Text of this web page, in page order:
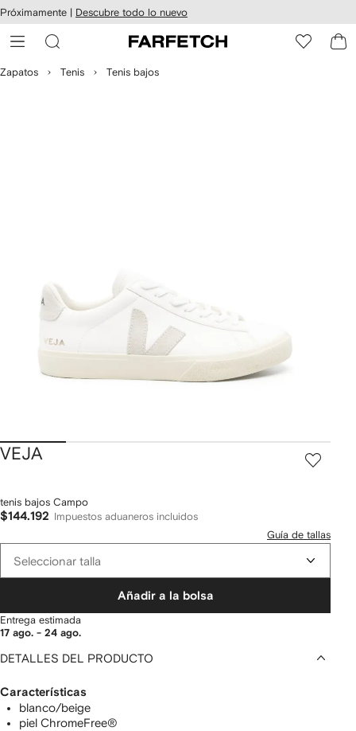
al
Próximamente | Descubre todo lo nuevo
Zapatos Tenis Tenis bajos
VEJA
tenis bajos Campo
$144.192
Impuestos aduaneros incluidos
Guía de tallas
Seleccionar talla
Añadir a la bolsa
Entrega estimada
17 ago. - 24 ago.
DETALLES DEL PRODUCTO
Características
blanco/beige
piel ChromeFree®